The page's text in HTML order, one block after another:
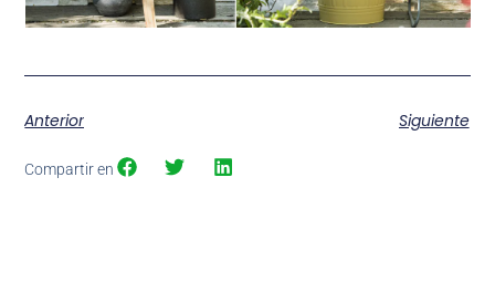
Anterior Siguiente
Compartir en